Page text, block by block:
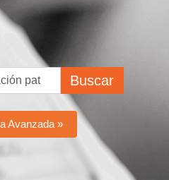
Buscar
Avanzada »